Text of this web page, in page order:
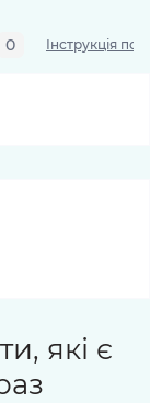
0 Інструкція по
які є